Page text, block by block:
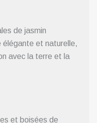
de jasmin
et naturelle,
avec la terre et la
et boisées de